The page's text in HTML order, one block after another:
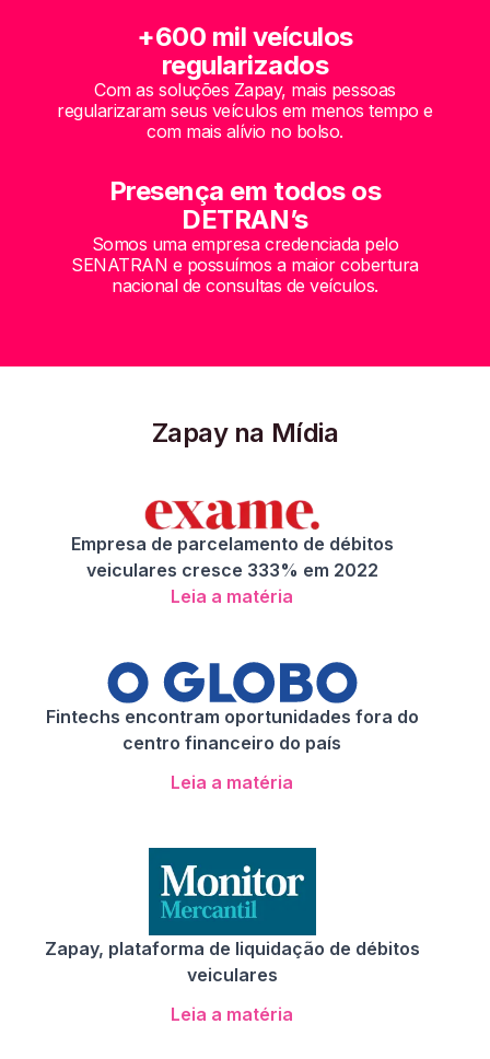
+600 mil veículos
regularizados
Com as soluções Zapay, mais pessoas
regularizaram seus veículos em menos tempo e
com mais alívio no bolso.
Presença em todos os
DETRAN’s
Somos uma empresa credenciada pelo
SENATRAN e possuímos a maior cobertura
nacional de consultas de veículos.
Zapay na Mídia
Empresa de parcelamento de débitos
veiculares cresce 333% em 2022
Leia a matéria
Fintechs encontram oportunidades fora do
centro financeiro do país
Leia a matéria
Zapay, plataforma de liquidação de débitos
veiculares
Leia a matéria